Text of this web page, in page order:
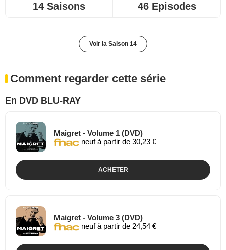
14 Saisons 46 Episodes
Voir la Saison 14
Comment regarder cette série
En DVD BLU-RAY
Maigret - Volume 1 (DVD)
neuf à partir de 30,23 €
ACHETER
Maigret - Volume 3 (DVD)
neuf à partir de 24,54 €